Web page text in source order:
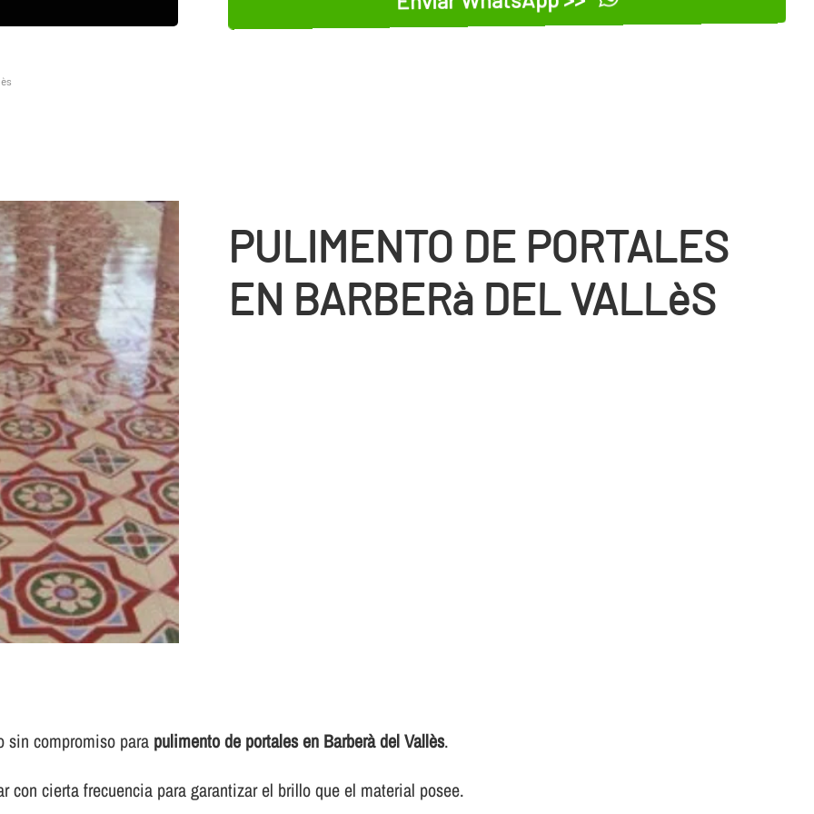
PULIMENTO DE PORTALES
EN BARBERà DEL VALLèS
sin compromiso para pulimento de portales en Barberà del Vallès.
con cierta frecuencia para garantizar el brillo que el material posee.